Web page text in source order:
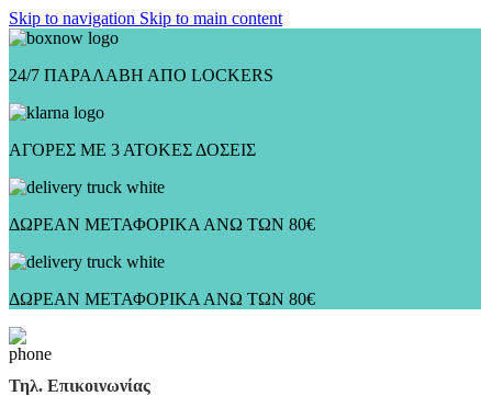
Skip to navigation Skip to main content
24/7 ΠΑΡΑΛΑΒΗ ΑΠΟ LOCKERS
ΑΓΟΡΕΣ ΜΕ 3 ΑΤΟΚΕΣ ΔΟΣΕΙΣ
ΔΩΡΕΑΝ ΜΕΤΑΦΟΡΙΚΑ ΑΝΩ ΤΩΝ 80€
ΔΩΡΕΑΝ ΜΕΤΑΦΟΡΙΚΑ ΑΝΩ ΤΩΝ 80€
Τηλ. Επικοινωνίας